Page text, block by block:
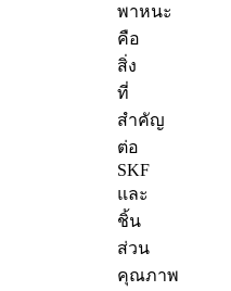
พาหนะ
คือ
สิ่ง
ที่
สำคัญ
ต่อ
SKF
และ
ชิ้น
ส่วน
คุณภาพ